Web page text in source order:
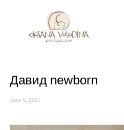
June 9, 2021
Давид newborn